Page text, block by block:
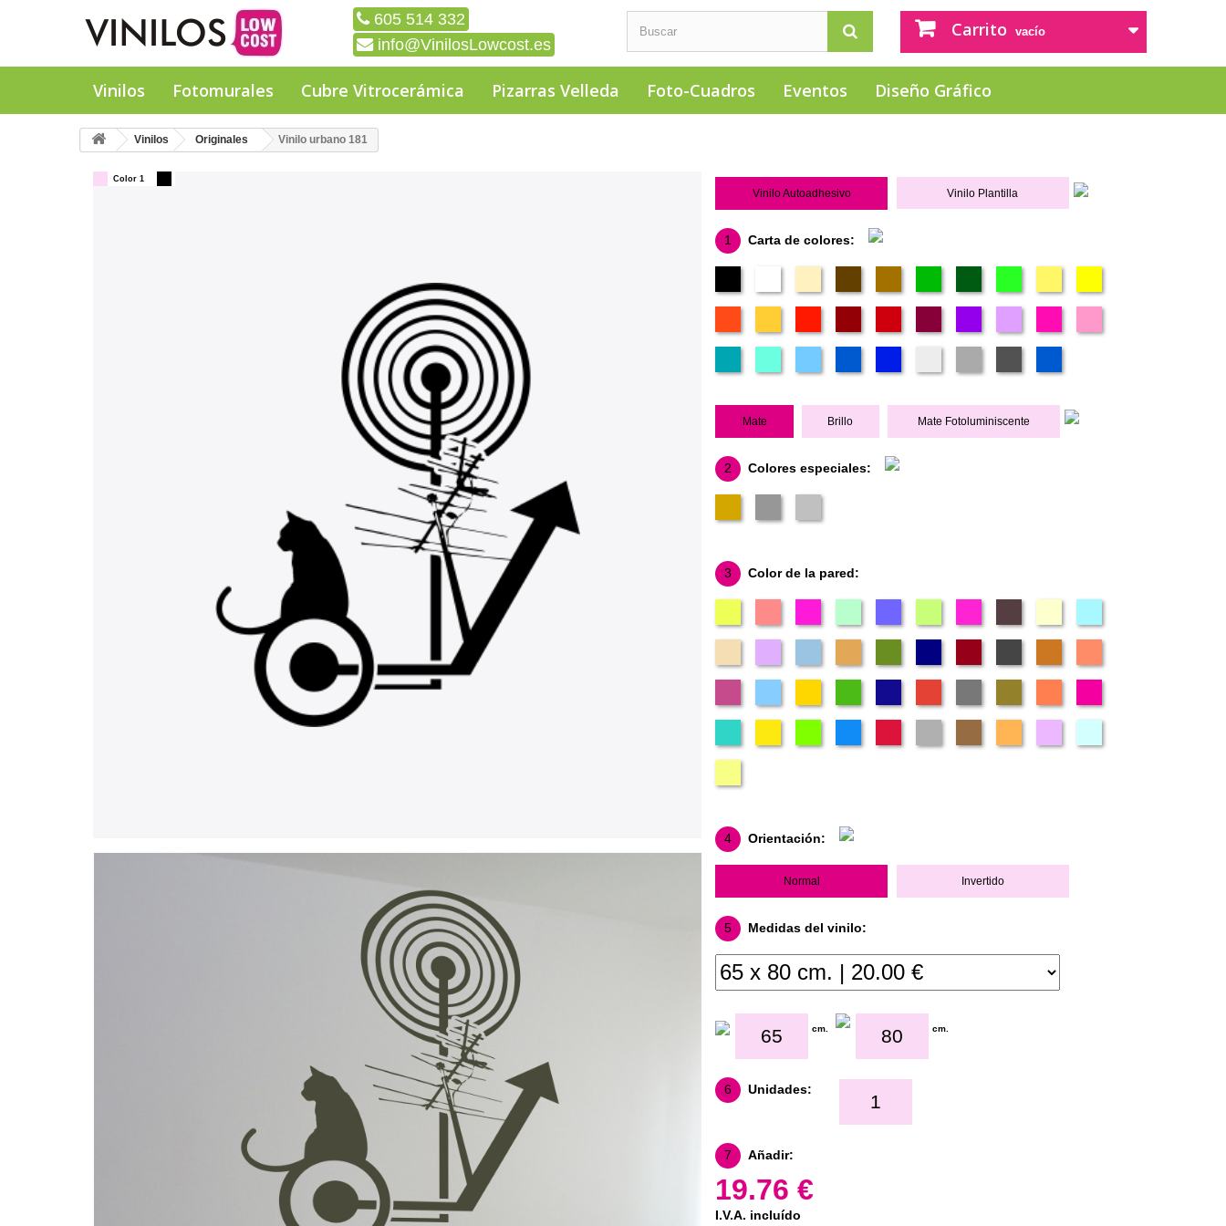
605 514 332
info@VinilosLowcost.es
Carrito vacío
Vinilos Fotomurales Cubre Vitrocerámica Pizarras Velleda Foto-Cuadros Eventos Diseño Gráfico
Vinilos Originales Vinilo urbano 181
Color 1
Vinilo Autoadhesivo Vinilo Plantilla
1 Carta de colores:
Mate Brillo Mate Fotoluminiscente
2 Colores especiales:
3 Color de la pared:
4 Orientación:
Normal Invertido
5 Medidas del vinilo:
cm. cm.
6 Unidades:
7 Añadir:
19.76 €
I.V.A. incluído